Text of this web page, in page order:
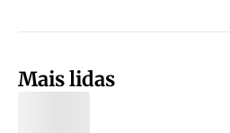
Mais lidas